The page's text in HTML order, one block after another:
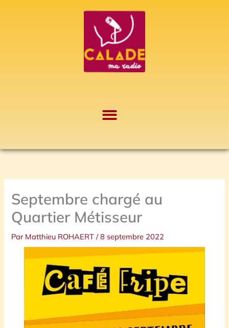
Septembre chargé au
Quartier Métisseur
Par Matthieu ROHAERT/8 septembre 2022